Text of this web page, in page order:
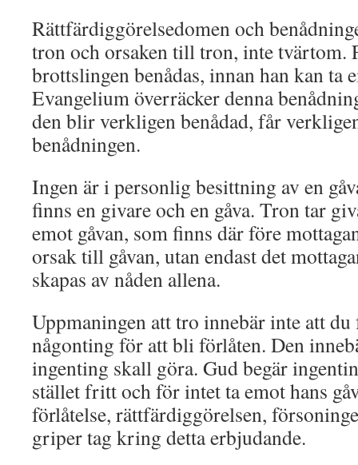
Rättfärdiggörelsedomen och
tron och orsaken till tron, inte tvärtom.
brottslingen benådas, innan han kan ta
Evangelium överräcker denna
den blir verkligen benådad, får
benådningen.
Ingen är i personlig besittning av en
finns en givare och en gåva. Tron tar
emot gåvan, som finns där före
orsak till gåvan, utan endast det
skapas av nåden allena.
Uppmaningen att tro innebär inte att du
någonting för att bli förlåten. Den
ingenting skall göra. Gud begär
stället fritt och för intet ta emot hans
förlåtelse, rättfärdiggörelsen,
griper tag kring detta erbjudande.